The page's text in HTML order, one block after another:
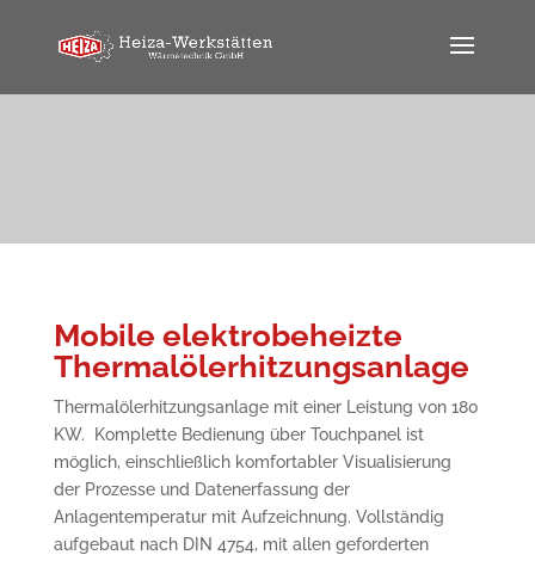
Mobile elektrobeheizte
Thermalölerhitzungsanlage
Thermalölerhitzungsanlage mit einer Leistung von 180
KW. Komplette Bedienung über Touchpanel ist
möglich, einschließlich komfortabler Visualisierung
der Prozesse und Datenerfassung der
Anlagentemperatur mit Aufzeichnung. Vollständig
aufgebaut nach DIN 4754, mit allen geforderten